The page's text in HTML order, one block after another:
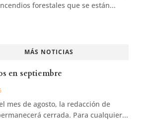
forestales que se están...
MÁS NOTICIAS
en septiembre
mes de agosto, la redacción de
cerrada. Para cualquier...